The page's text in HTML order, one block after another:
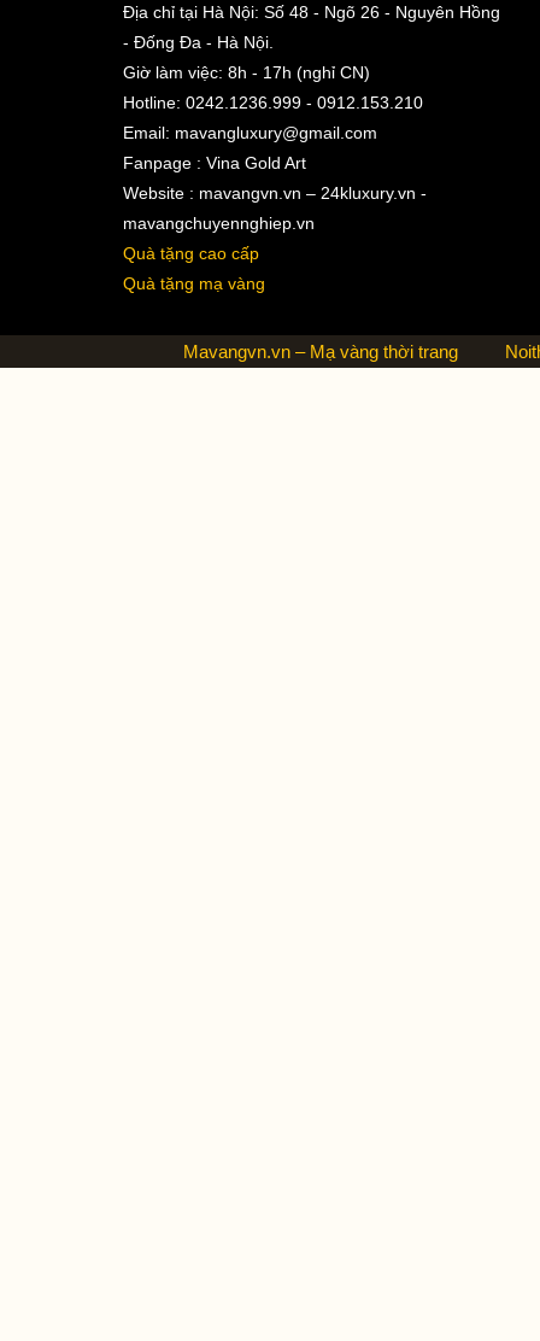
Địa chỉ tại Hà Nội: Số 48 - Ngõ 26 - Nguyên Hồng
- Đống Đa - Hà Nội.
Giờ làm việc: 8h - 17h (nghỉ CN)
Hotline: 0242.1236.999 - 0912.153.210
Email: mavangluxury@gmail.com
Fanpage : Vina Gold Art
Website : mavangvn.vn – 24kluxury.vn -
mavangchuyennghiep.vn
Quà tặng cao cấp
Quà tặng mạ vàng
Mavangvn.vn – Mạ vàng thời trang